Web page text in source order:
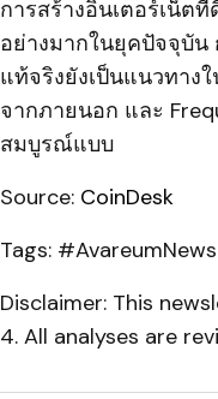
การสร้างอินเตอร์เน็ต
อย่างมากในยุคปัจจุบัน
แท้จริงยังเป็นแนวทาง
จากภายนอก และ
สมบูรณ์แบบ
Source: CoinDesk
Tags:
Disclaimer: This
4. All analyses are